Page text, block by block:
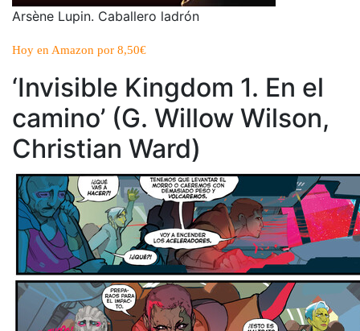
Arsène Lupin. Caballero ladrón
Hoy en Amazon por 8,50€
‘Invisible Kingdom 1. En el
camino’ (G. Willow Wilson,
Christian Ward)